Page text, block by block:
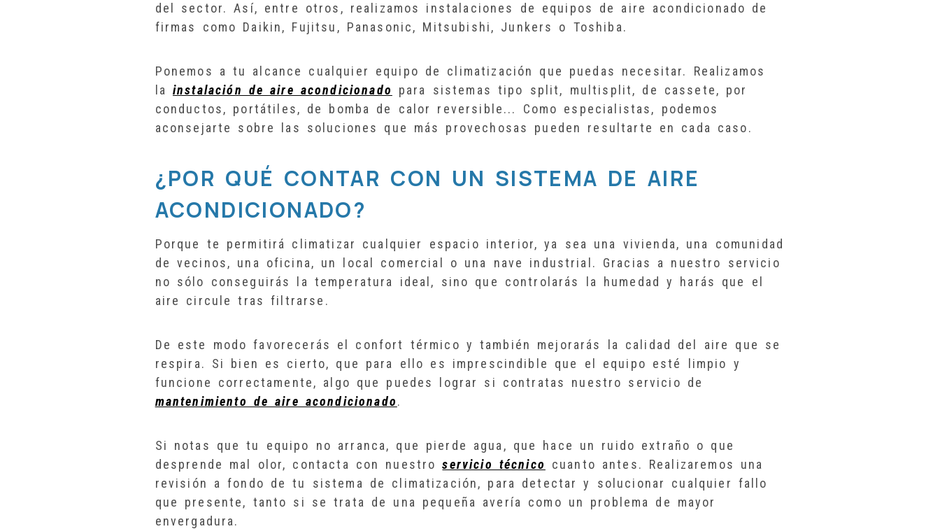
del sector. Así, entre otros, realizamos instalaciones de equipos de aire acondicionado de
firmas como Daikin, Fujitsu, Panasonic, Mitsubishi, Junkers o Toshiba.
Ponemos a tu alcance cualquier equipo de climatización que puedas necesitar. Realizamos
la instalación de aire acondicionado
para sistemas tipo split, multisplit, de cassete, por
conductos, portátiles, de bomba de calor reversible... Como especialistas, podemos
aconsejarte sobre las soluciones que más provechosas pueden resultarte en cada caso.
¿POR QUÉ CONTAR CON UN SISTEMA DE AIRE
ACONDICIONADO?
Porque te permitirá climatizar cualquier espacio interior, ya sea una vivienda, una comunidad
de vecinos, una oficina, un local comercial o una nave industrial. Gracias a nuestro servicio
no sólo conseguirás la temperatura ideal, sino que controlarás la humedad y harás que el
aire circule tras filtrarse.
De este modo favorecerás el confort térmico y también mejorarás la calidad del aire que se
respira. Si bien es cierto, que para ello es imprescindible que el equipo esté limpio y
funcione correctamente, algo que puedes lograr si contratas nuestro servicio de
mantenimiento de aire acondicionado.
Si notas que tu equipo no arranca, que pierde agua, que hace un ruido extraño o que
desprende mal olor, contacta con nuestroservicio técnico
cuanto antes. Realizaremos una
revisión a fondo de tu sistema de climatización, para detectar y solucionar cualquier fallo
que presente, tanto si se trata de una pequeña avería como un problema de mayor
envergadura.